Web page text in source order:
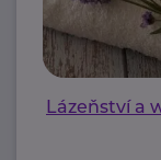
Lázeňství a